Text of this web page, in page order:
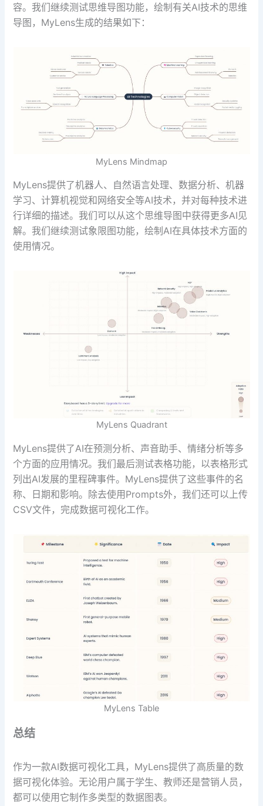
容。我们继续测试思维导图功能，绘制有关AI技术的思维
导图，MyLens生成的结果如下：
MyLens Mindmap
MyLens提供了机器人、自然语言处理、数据分析、机器
学习、计算机视觉和网络安全等AI技术，并对每种技术进
行详细的描述。我们可以从这个思维导图中获得更多AI见
解。我们继续测试象限图功能，绘制AI在具体技术方面的
使用情况。
MyLens Quadrant
MyLens提供了AI在预测分析、声音助手、情绪分析等多
个方面的应用情况。我们最后测试表格功能，以表格形式
列出AI发展的里程碑事件。MyLens提供了这些事件的名
称、日期和影响。除去使用Prompts外，我们还可以上传
CSV文件，完成数据可视化工作。
MyLens Table
总结
作为一款AI数据可视化工具，MyLens提供了高质量的数
据可视化体验。无论用户属于学生、教师还是营销人员，
都可以使用它制作多类型的数据图表。